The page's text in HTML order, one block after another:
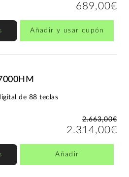
689,00€
Añadir y usar cupón
de 88 teclas
2.663,00€
2.314,00€
Añadir